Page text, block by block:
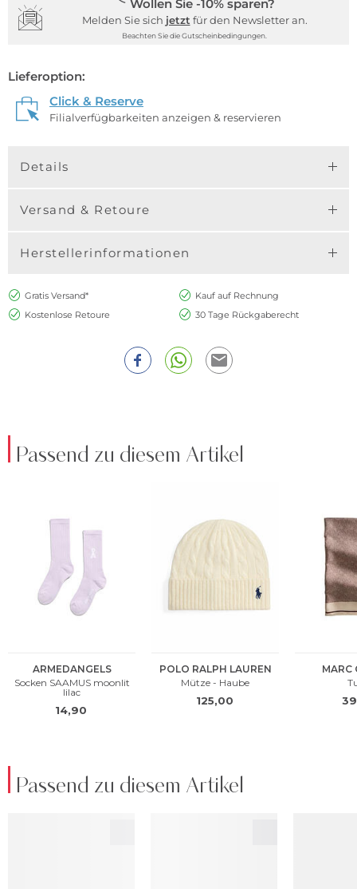
Wollen Sie -10% sparen?
Melden Sie sich jetzt für den Newsletter an.
Beachten Sie die Gutscheinbedingungen.
Lieferoption:
Click & Reserve
Filialverfügbarkeiten anzeigen & reservieren
Details
Versand & Retoure
Herstellerinformationen
Gratis Versand*
Kauf auf Rechnung
Kostenlose Retoure
30 Tage Rückgaberecht
Passend zu diesem Artikel
Passend zu diesem Artikel